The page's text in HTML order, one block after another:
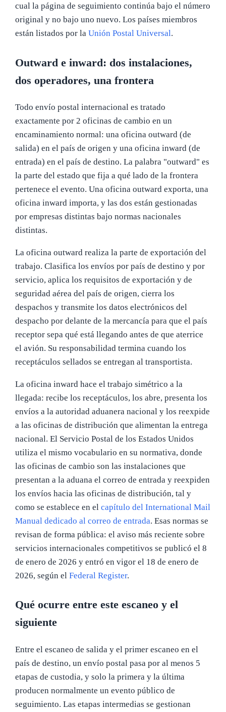
cual la página de seguimiento continúa bajo el número
original y no bajo uno nuevo. Los países miembros
están listados por la Unión Postal Universal.
Outward e inward: dos instalaciones,
dos operadores, una frontera
Todo envío postal internacional es tratado
exactamente por 2 oficinas de cambio en un
encaminamiento normal: una oficina outward (de
salida) en el país de origen y una oficina inward (de
entrada) en el país de destino. La palabra "outward" es
la parte del estado que fija a qué lado de la frontera
pertenece el evento. Una oficina outward exporta, una
oficina inward importa, y las dos están gestionadas
por empresas distintas bajo normas nacionales
distintas.
La oficina outward realiza la parte de exportación del
trabajo. Clasifica los envíos por país de destino y por
servicio, aplica los requisitos de exportación y de
seguridad aérea del país de origen, cierra los
despachos y transmite los datos electrónicos del
despacho por delante de la mercancía para que el país
receptor sepa qué está llegando antes de que aterrice
el avión. Su responsabilidad termina cuando los
receptáculos sellados se entregan al transportista.
La oficina inward hace el trabajo simétrico a la
llegada: recibe los receptáculos, los abre, presenta los
envíos a la autoridad aduanera nacional y los reexpide
a las oficinas de distribución que alimentan la entrega
nacional. El Servicio Postal de los Estados Unidos
utiliza el mismo vocabulario en su normativa, donde
las oficinas de cambio son las instalaciones que
presentan a la aduana el correo de entrada y reexpiden
los envíos hacia las oficinas de distribución, tal y
como se establece en el capítulo del International Mail
Manual dedicado al correo de entrada. Esas normas se
revisan de forma pública: el aviso más reciente sobre
servicios internacionales competitivos se publicó el 8
de enero de 2026 y entró en vigor el 18 de enero de
2026, según el Federal Register.
Qué ocurre entre este escaneo y el
siguiente
Entre el escaneo de salida y el primer escaneo en el
país de destino, un envío postal pasa por al menos 5
etapas de custodia, y solo la primera y la última
producen normalmente un evento público de
seguimiento. Las etapas intermedias se gestionan